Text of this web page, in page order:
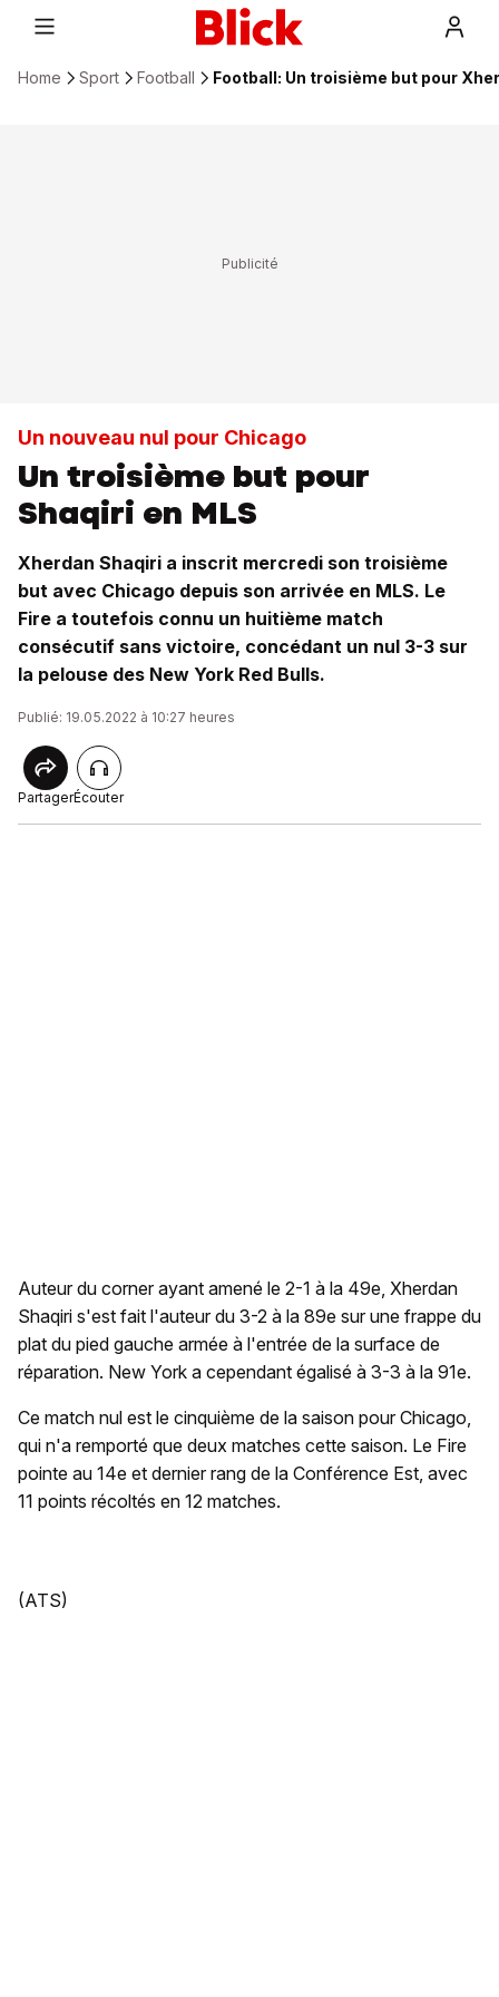
Home Sport Football Football: Un troisième but pour
Un nouveau nul pour Chicago
Un troisième but pour
Shaqiri en MLS
Xherdan Shaqiri a inscrit mercredi son troisième
but avec Chicago depuis son arrivée en MLS. Le
Fire a toutefois connu un huitième match
consécutif sans victoire, concédant un nul 3-3 sur
la pelouse des New York Red Bulls.
Publié: 19.05.2022 à 10:27 heures
PartagerÉcouter
Auteur du corner ayant amené le 2-1 à la 49e, Xherdan
Shaqiri s'est fait l'auteur du 3-2 à la 89e sur une frappe du
plat du pied gauche armée à l'entrée de la surface de
réparation. New York a cependant égalisé à 3-3 à la 91e.
Ce match nul est le cinquième de la saison pour Chicago,
qui n'a remporté que deux matches cette saison. Le Fire
pointe au 14e et dernier rang de la Conférence Est, avec
11 points récoltés en 12 matches.
(ATS)